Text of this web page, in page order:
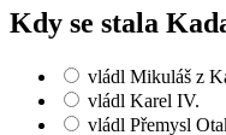
Kdy se stala
vládl Mikuláš z
vládl Karel IV.
vládl Přemysl